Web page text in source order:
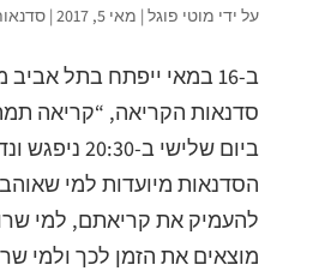
על ידי מוטי פוגל| מאי 5, 2017 |
ב-16 במאי ייפתח בתל
סדנאות הקריאה, “קריאה
ביום שלישי ב-
הסדנאות מיועדות למי
להעמיק את קריאתם, למי
מוצאים את הזמן לכך ולמי